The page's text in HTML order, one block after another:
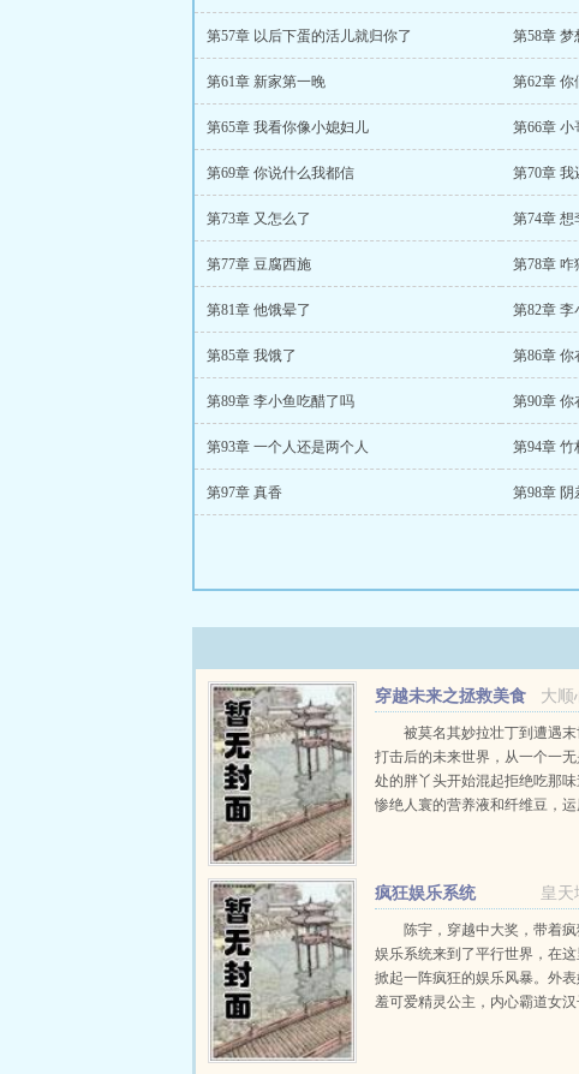
第57章 以后下蛋的活儿就归你了 第58章 梦
第61章 新家第一晚 第62章 你
第65章 我看你像小媳妇儿 第66章 小
第69章 你说什么我都信 第70章 我
第73章 又怎么了 第74章 想
第77章 豆腐西施 第78章 咋
第81章 他饿晕了 第82章 李
第85章 我饿了 第86章 你
第89章 李小鱼吃醋了吗 第90章 你
第93章 一个人还是两个人 第94章 竹
第97章 真香 第98章 阴
大顺
穿越未来之拯救美食
被莫名其妙拉壮丁到遭遇
打击后的未来世界，从一个一无
处的胖丫头开始混起拒绝吃那味
惨绝人寰的营养液和纤维豆，运
皇天
疯狂娱乐系统
陈宇，穿越中大奖，带着疯
娱乐系统来到了平行世界，在这
掀起一阵疯狂的娱乐风暴。外
羞可爱精灵公主，内心霸道女